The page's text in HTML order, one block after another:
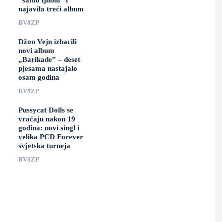
najavila treći album
BV8ZP
Džon Vejn izbacili
novi album
„Barikade” – deset
pjesama nastajalo
osam godina
BV8ZP
Pussycat Dolls se
vraćaju nakon 19
godina: novi singl i
velika PCD Forever
svjetska turneja
BV8ZP